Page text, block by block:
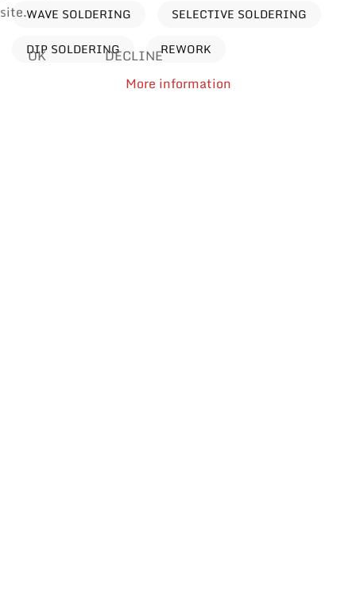
WAVE SOLDERING
SELECTIVE SOLDERING
DIP SOLDERING
REWORK
site.
OK
DECLINE
More information